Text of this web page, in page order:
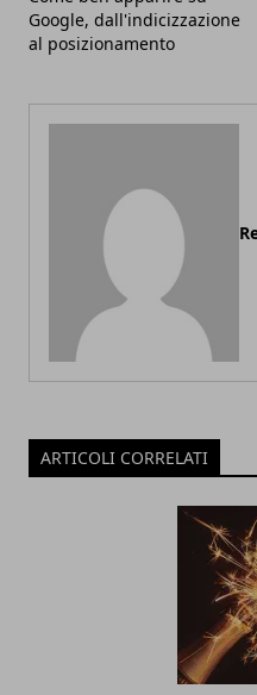
Google, dall'indicizzazione
al posizionamento
ARTICOLI CORRELATI